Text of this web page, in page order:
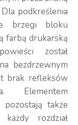
podkreślenia
brzegi bloku
farbą drukarską
został
bezdrzewnym
brak refleksów
Elementem
pozostają także
każdy rozdział